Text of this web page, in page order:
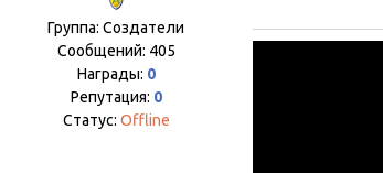
Группа: Создатели
Сообщений: 405
Награды: 0
Репутация: 0
Статус: Offline